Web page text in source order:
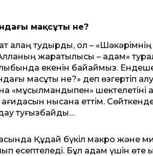
мақсұты не?
алаң тудырды, ол –
жаратылысы – адам»
екенін байқаймыз.
мақсұты не?» деп өзгертіп
«мұсылмандықпен» шектелетіні
нысана еттім.
туғызбайды…
Құдай бүкіл макро және
есептеледі. Бұл адам үшін өте